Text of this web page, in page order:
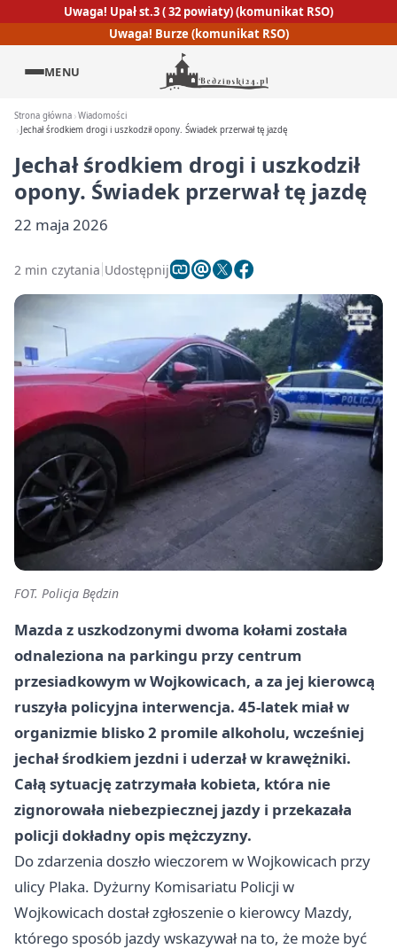
Uwaga! Upał st.3 ( 32 powiaty) (komunikat RSO)
Uwaga! Burze (komunikat RSO)
MENU
Strona główna Wiadomości
Jechał środkiem drogi i uszkodził opony. Świadek przerwał tę jazdę
Jechał środkiem drogi i uszkodził
opony. Świadek przerwał tę jazdę
22 maja 2026
2 min czytania Udostępnij
FOT. Policja Będzin
Mazda z uszkodzonymi dwoma kołami została
odnaleziona na parkingu przy centrum
przesiadkowym w Wojkowicach, a za jej kierowcą
ruszyła policyjna interwencja. 45-latek miał w
organizmie blisko 2 promile alkoholu, wcześniej
jechał środkiem jezdni i uderzał w krawężniki.
Całą sytuację zatrzymała kobieta, która nie
zignorowała niebezpiecznej jazdy i przekazała
policji dokładny opis mężczyzny.
Do zdarzenia doszło wieczorem w Wojkowicach przy
ulicy Plaka. Dyżurny Komisariatu Policji w
Wojkowicach dostał zgłoszenie o kierowcy Mazdy,
którego sposób jazdy wskazywał na to, że może być